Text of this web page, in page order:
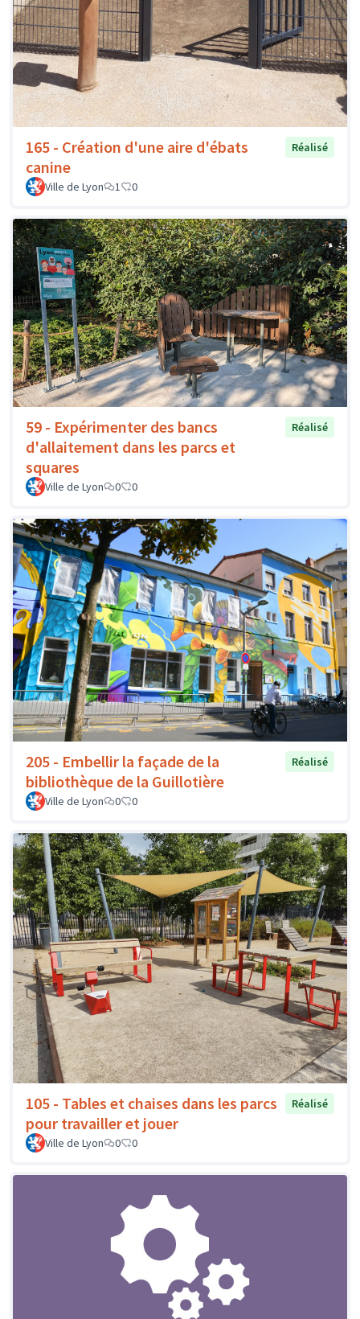
165 - Création d'une aire d'ébats
canine
Réalisé
Ville de Lyon 1 0
59 - Expérimenter des bancs
d'allaitement dans les parcs et
squares
Réalisé
Ville de Lyon 0 0
205 - Embellir la façade de la
bibliothèque de la Guillotière
Réalisé
Ville de Lyon 0 0
105 - Tables et chaises dans les parcs
pour travailler et jouer
Réalisé
Ville de Lyon 0 0